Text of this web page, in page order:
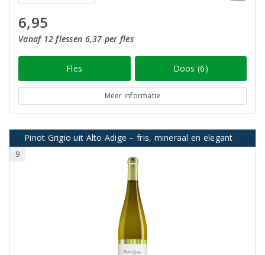
6,95
Vanaf 12 flessen 6,37 per fles
Fles Doos (6)
Meer informatie
Pinot Grigio uit Alto Adige – fris, mineraal en elegant
9